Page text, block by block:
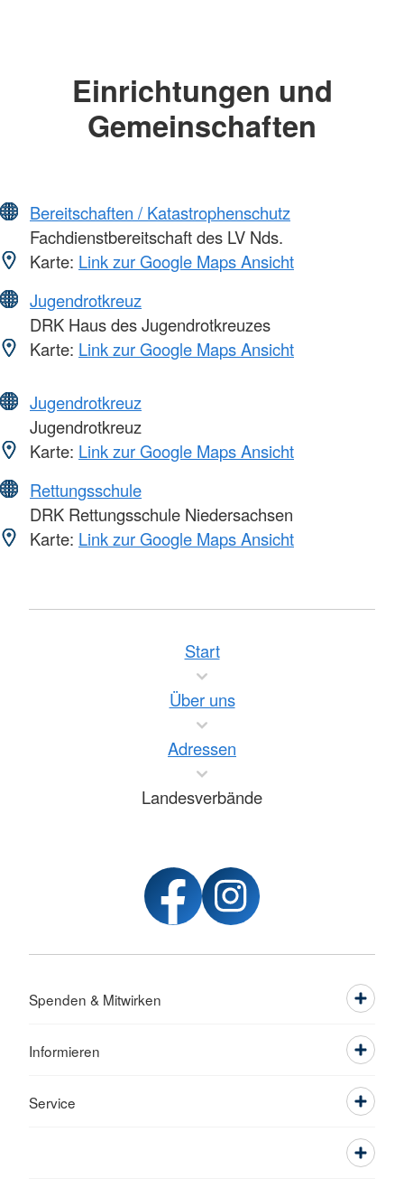
Einrichtungen und
Gemeinschaften
Bereitschaften / Katastrophenschutz
Fachdienstbereitschaft des LV Nds.
Karte: Link zur Google Maps Ansicht
Jugendrotkreuz
DRK Haus des Jugendrotkreuzes
Karte: Link zur Google Maps Ansicht
Jugendrotkreuz
Jugendrotkreuz
Karte: Link zur Google Maps Ansicht
Rettungsschule
DRK Rettungsschule Niedersachsen
Karte: Link zur Google Maps Ansicht
Start
Über uns
Adressen
Landesverbände
Spenden & Mitwirken
Informieren
Service